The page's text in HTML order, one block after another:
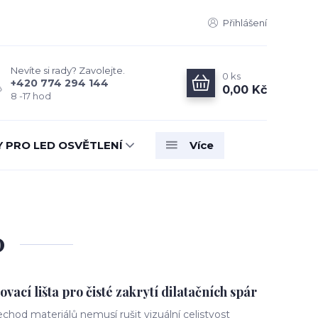
Přihlášení
Nevíte si rady? Zavolejte.
+420 774 294 144
8 -17 hod
0 ks
0,00 Kč
PRO LED OSVĚTLENÍ Více
lišta pro čisté zakrytí dilatačních spár
materiálů nemusí rušit vizuální celistvost